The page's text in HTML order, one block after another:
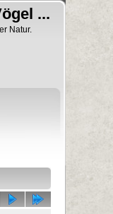
...
Natur.